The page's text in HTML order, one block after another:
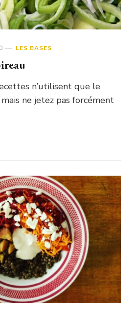
LES BASES
n’utilisent que le
ne jetez pas forcément